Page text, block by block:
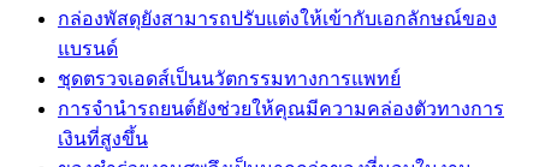
กล่องพัสดุยังสามารถปรับแต่งให้เข้ากับเอกลักษณ์ของ
แบรนด์
ชุดตรวจเอดส์เป็นนวัตกรรมทางการแพทย์
การจำนำรถยนต์ยังช่วยให้คุณมีความคล่องตัวทางการ
เงินที่สูงขึ้น